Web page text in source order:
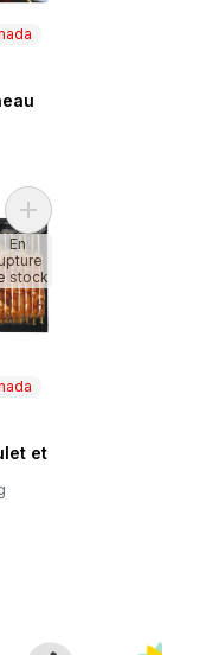
au panier
désossé au panier
et
Ajouter Spiedini de
En
stock